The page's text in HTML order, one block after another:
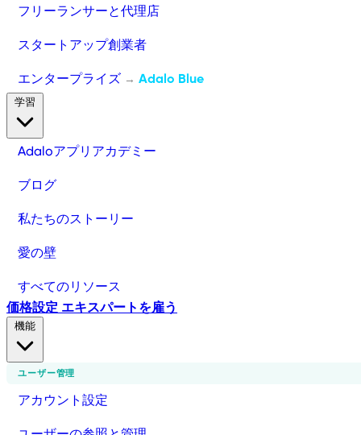
フリーランサーと代理店
スタートアップ創業者
エンタープライズ → Adalo Blue
Adaloアプリアカデミー
ブログ
私たちのストーリー
愛の壁
すべてのリソース
価格設定 エキスパートを雇う
ユーザー管理
アカウント設定